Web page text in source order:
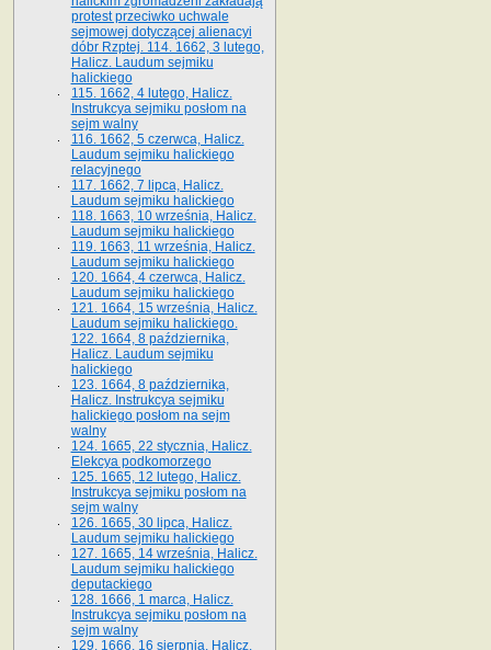
protest przeciwko uchwale
sejmowej dotyczącej alienacyi
dóbr Rzptej. 114. 1662, 3 lutego,
Halicz. Laudum sejmiku
halickiego
115. 1662, 4 lutego, Halicz.
Instrukcya sejmiku posłom na
sejm walny
116. 1662, 5 czerwca, Halicz.
Laudum sejmiku halickiego
relacyjnego
117. 1662, 7 lipca, Halicz.
Laudum sejmiku halickiego
118. 1663, 10 września, Halicz.
Laudum sejmiku halickiego
119. 1663, 11 września, Halicz.
Laudum sejmiku halickiego
120. 1664, 4 czerwca, Halicz.
Laudum sejmiku halickiego
121. 1664, 15 września, Halicz.
Laudum sejmiku halickiego.
122. 1664, 8 października,
Halicz. Laudum sejmiku
halickiego
123. 1664, 8 października,
Halicz. Instrukcya sejmiku
halickiego posłom na sejm
walny
124. 1665, 22 stycznia, Halicz.
Elekcya podkomorzego
125. 1665, 12 lutego, Halicz.
Instrukcya sejmiku posłom na
sejm walny
126. 1665, 30 lipca, Halicz.
Laudum sejmiku halickiego
127. 1665, 14 września, Halicz.
Laudum sejmiku halickiego
deputackiego
128. 1666, 1 marca, Halicz.
Instrukcya sejmiku posłom na
sejm walny
129. 1666, 16 sierpnia, Halicz.